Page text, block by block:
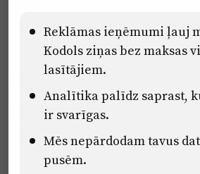
Pārredzamības paziņojumi
Eiropas Savienības Atveseļošanas un
2.2. reformu un investīciju virziena
transformācija un inovācijas” 2.2.1.5.i.
uzņēmumu digitālās transformācijas
“Mācības mediju nozares speciālistu
zināšanu pilnveidošanai” projektā
kompetenču centrs (2.2.1.5.i.0/2/
Reklāmas ieņēmumi ļauj
Kodols ziņas bez maksas
lasītājiem.
Analītika palīdz saprast,
ir svarīgas.
Mēs nepārdodam tavus
pusēm.